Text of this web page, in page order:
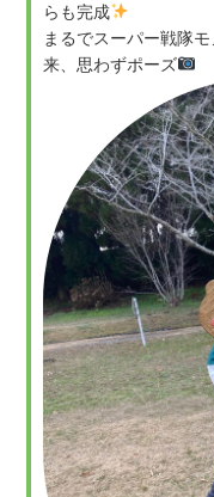
らも完成
まるでスーパー戦隊
来、思わずポーズ